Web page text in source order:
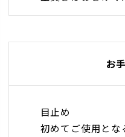
天ぷらやフライ
蓋を開ける際は
ブンで炊飯はでき
お
目止め
初めてご使用とな